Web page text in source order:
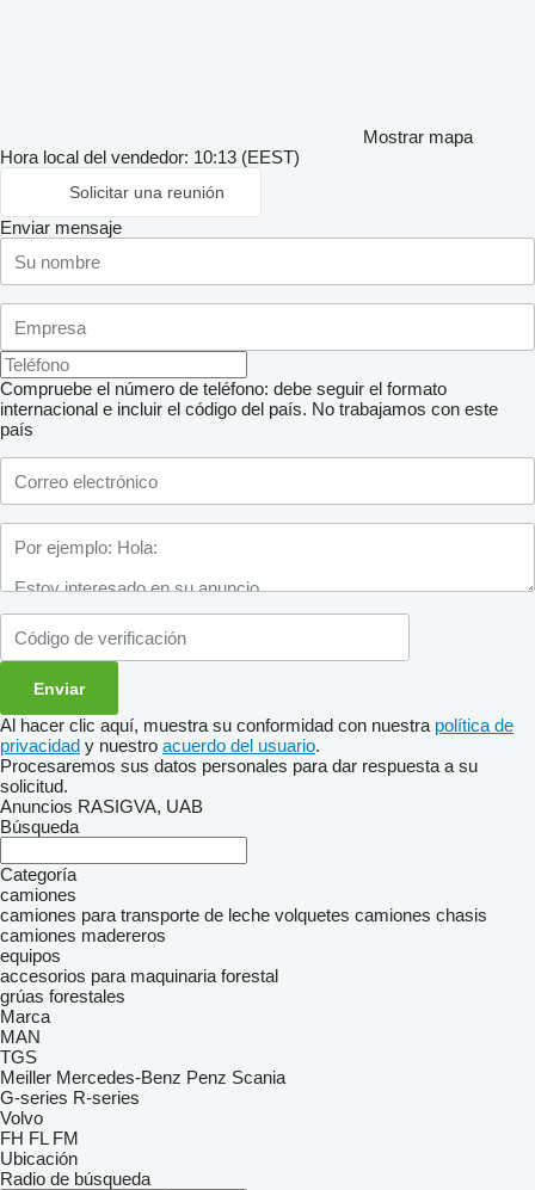
Mostrar mapa
Hora local del vendedor: 10:13 (EEST)
Solicitar una reunión
Enviar mensaje
Compruebe el número de teléfono: debe seguir el formato
internacional e incluir el código del país. No trabajamos con este
país
Al hacer clic aquí, muestra su conformidad con nuestra política de
privacidad y nuestro acuerdo del usuario.
Procesaremos sus datos personales para dar respuesta a su
solicitud.
Anuncios RASIGVA, UAB
Búsqueda
Categoría
camiones
camiones para transporte de leche volquetes camiones chasis
camiones madereros
equipos
accesorios para maquinaria forestal
grúas forestales
Marca
MAN
TGS
Meiller Mercedes-Benz Penz Scania
G-series R-series
Volvo
FH FL FM
Ubicación
Radio de búsqueda